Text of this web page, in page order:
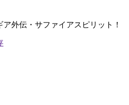
外伝・サファイアスピリット！